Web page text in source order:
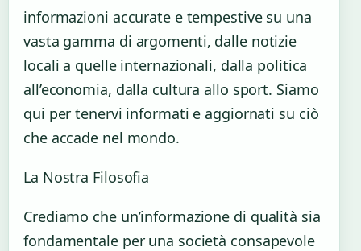
informazioni accurate e tempestive su una
vasta gamma di argomenti, dalle notizie
locali a quelle internazionali, dalla politica
all’economia, dalla cultura allo sport. Siamo
qui per tenervi informati e aggiornati su ciò
che accade nel mondo.
La Nostra Filosofia
Crediamo che un’informazione di qualità sia
fondamentale per una società consapevole